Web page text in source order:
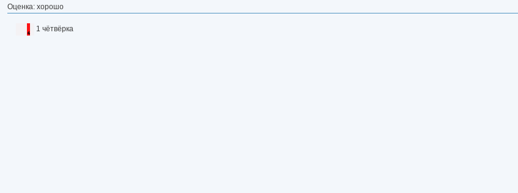
Оценка: хорошо
1 чётвёрка